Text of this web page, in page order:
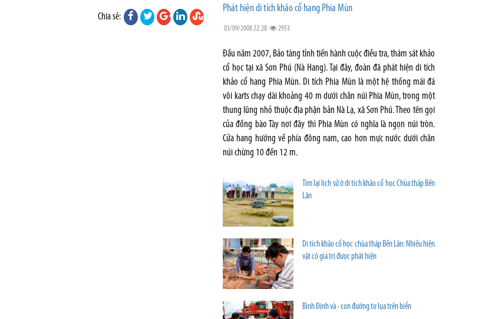
Chia sẻ:
Phát hiện di tích khảo cổ hang Phia Mùn
03/09/2008 22:28 2953
Đầu năm 2007, Bảo tàng tỉnh tiến hành cuộc điều tra, thám sát khảo
cổ học tại xã Sơn Phú (Nà Hang). Tại đây, đoàn đã phát hiện di tích
khảo cổ hang Phia Mùn. Di tích Phia Mùn là một hệ thống mái đá
vôi karts chạy dài khoảng 40 m dưới chân núi Phia Mùn, trong một
thung lũng nhỏ thuộc địa phận bản Nà Lạ, xã Sơn Phú. Theo tên gọi
của đồng bào Tày nơi đây thì Phia Mùn có nghĩa là ngọn núi tròn.
Cửa hang hướng về phía đông nam, cao hơn mực nước dưới chân
núi chừng 10 đến 12 m.
Tìm lại lịch sử ở di tích khảo cổ học Chùa tháp Bến
Lăn
Di tích khảo cổ học chùa tháp Bến Lăn: Nhiều hiện
vật có giá trị được phát hiện
Bình Định và - con đường tơ lụa trên biển